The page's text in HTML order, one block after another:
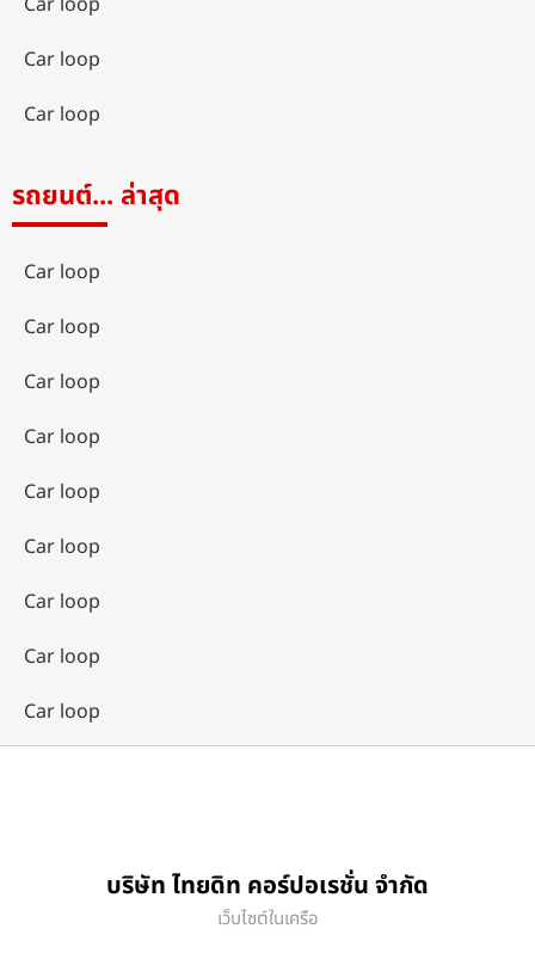
Car loop
Car loop
รถยนต์... ล่าสุด
Car loop
Car loop
Car loop
Car loop
Car loop
Car loop
Car loop
Car loop
Car loop
บริษัท ไทยดิท คอร์ปอเรชั่น จำกัด
เว็บไซต์ในเครือ